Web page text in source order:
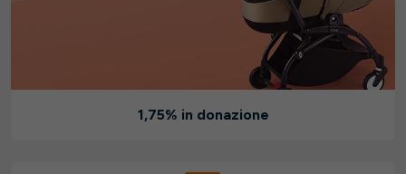
1,75% in donazione